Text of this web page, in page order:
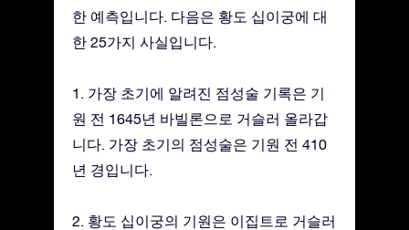
한 예측입니다. 다음은 황도 십이궁에 대
한 25가지 사실입니다.
1. 가장 초기에 알려진 점성술 기록은 기
원 전 1645년 바빌론으로 거슬러 올라갑
니다. 가장 초기의 점성술은 기원 전 410
년 경입니다.
2. 황도 십이궁의 기원은 이집트로 거슬러